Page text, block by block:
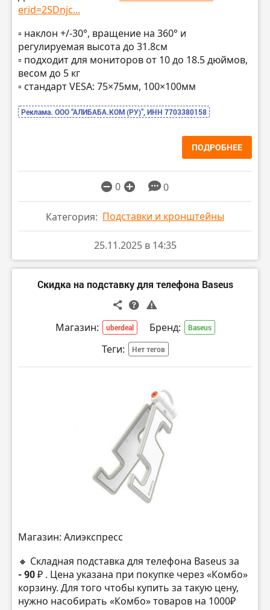
erid=2SDnjc...
▫️ наклон +/-30°, вращение на 360° и
регулируемая высота до 31.8см
▫️ подходит для мониторов от 10 до 18.5 дюймов,
весом до 5 кг
▫️ стандарт VESA: 75×75мм, 100×100мм
Реклама. ООО “АЛИБАБА.КОМ (РУ)”, ИНН 7703380158
ПОДРОБНЕЕ
0 0
Категория: Подставки и кронштейны
25.11.2025 в 14:35
Скидка на подставку для телефона Baseus
Магазин: uberdeal Бренд: Baseus
Теги: Нет тегов
Магазин: Алиэкспресс
🔸 Складная подставка для телефона Baseus за
- 90 ₽ . Цена указана при покупке через «Комбо»
корзину. Для того чтобы купить за такую цену,
нужно насобирать «Комбо» товаров на 1000₽